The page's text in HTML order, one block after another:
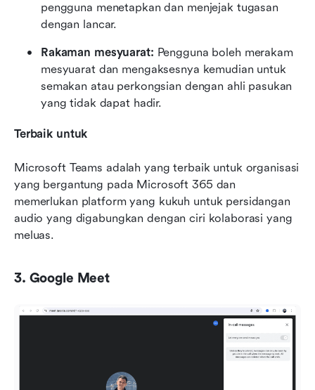
pengguna menetapkan dan menjejak tugasan
dengan lancar.
Rakaman mesyuarat: Pengguna boleh merakam
mesyuarat dan mengaksesnya kemudian untuk
semakan atau perkongsian dengan ahli pasukan
yang tidak dapat hadir.
Terbaik untuk
Microsoft Teams adalah yang terbaik untuk organisasi
yang bergantung pada Microsoft 365 dan
memerlukan platform yang kukuh untuk persidangan
audio yang digabungkan dengan ciri kolaborasi yang
meluas.
3. Google Meet